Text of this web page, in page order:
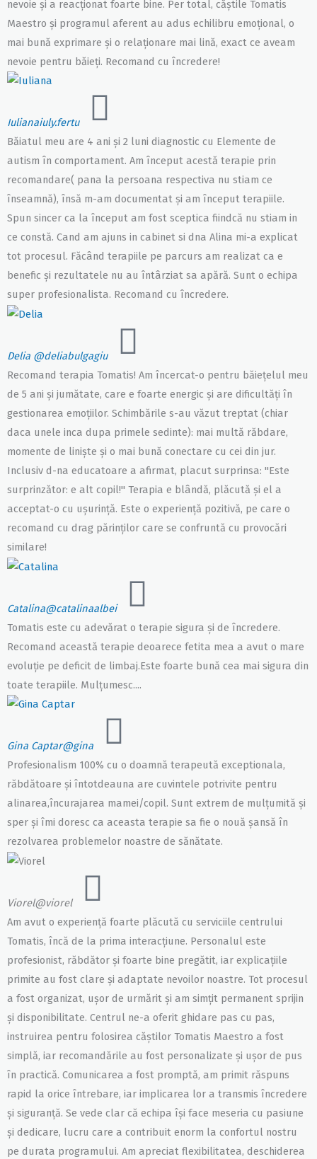
nevoie și a reacționat foarte bine. Per total, căștile Tomatis
Maestro și programul aferent au adus echilibru emoțional, o
mai bună exprimare și o relaționare mai lină, exact ce aveam
nevoie pentru băieți. Recomand cu încredere!
Iulianaiuly.fertu
Băiatul meu are 4 ani și 2 luni diagnostic cu Elemente de
autism în comportament. Am început acestă terapie prin
recomandare( pana la persoana respectiva nu stiam ce
înseamnă), însă m-am documentat și am început terapiile.
Spun sincer ca la început am fost sceptica fiindcă nu stiam in
ce constă. Cand am ajuns in cabinet si dna Alina mi-a explicat
tot procesul. Făcând terapiile pe parcurs am realizat ca e
benefic și rezultatele nu au întârziat sa apără. Sunt o echipa
super profesionalista. Recomand cu încredere.
Delia @deliabulgagiu
Recomand terapia Tomatis! Am încercat-o pentru băiețelul meu
de 5 ani și jumătate, care e foarte energic și are dificultăți în
gestionarea emoțiilor. Schimbările s-au văzut treptat (chiar
daca unele inca dupa primele sedinte): mai multă răbdare,
momente de liniște și o mai bună conectare cu cei din jur.
Inclusiv d-na educatoare a afirmat, placut surprinsa: "Este
surprinzător: e alt copil!" Terapia e blândă, plăcută și el a
acceptat-o cu ușurință. Este o experiență pozitivă, pe care o
recomand cu drag părinților care se confruntă cu provocări
similare!
Catalina@catalinaalbei
Tomatis este cu adevărat o terapie sigura și de încredere.
Recomand această terapie deoarece fetita mea a avut o mare
evoluție pe deficit de limbaj.Este foarte bună cea mai sigura din
toate terapiile. Mulțumesc....
Gina Captar@gina
Profesionalism 100% cu o doamnă terapeută exceptionala,
răbdătoare și întotdeauna are cuvintele potrivite pentru
alinarea,încurajarea mamei/copil. Sunt extrem de mulțumită și
sper și îmi doresc ca aceasta terapie sa fie o nouă șansă în
rezolvarea problemelor noastre de sănătate.
Viorel@viorel
Am avut o experiență foarte plăcută cu serviciile centrului
Tomatis, încă de la prima interacțiune. Personalul este
profesionist, răbdător și foarte bine pregătit, iar explicațiile
primite au fost clare și adaptate nevoilor noastre. Tot procesul
a fost organizat, ușor de urmărit și am simțit permanent sprijin
și disponibilitate. Centrul ne-a oferit ghidare pas cu pas,
instruirea pentru folosirea căștilor Tomatis Maestro a fost
simplă, iar recomandările au fost personalizate și ușor de pus
în practică. Comunicarea a fost promptă, am primit răspuns
rapid la orice întrebare, iar implicarea lor a transmis încredere
și siguranță. Se vede clar că echipa își face meseria cu pasiune
și dedicare, lucru care a contribuit enorm la confortul nostru
pe durata programului. Am apreciat flexibilitatea, deschiderea